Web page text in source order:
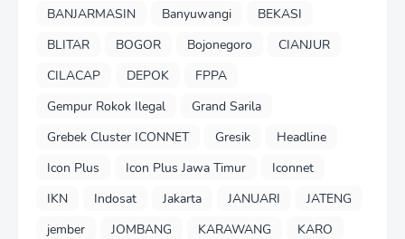
BANJARMASIN
Banyuwangi
BEKASI
BLITAR
BOGOR Bojonegoro
CIANJUR
CILACAP
DEPOK
FPPA
Gempur Rokok Ilegal
Grand Sarila
Grebek Cluster ICONNET
Gresik
Headline
Icon Plus
Icon Plus Jawa Timur
Iconnet
IKN
Indosat Jakarta JANUARI
JATENG
jember
JOMBANG KARAWANG
KARO